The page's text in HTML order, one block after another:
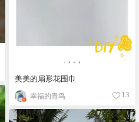
美美的扇形花围巾
幸福的青鸟 13